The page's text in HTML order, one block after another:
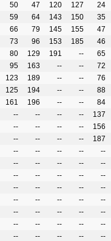
50 47 120 127
24
59 64 143 150
35
66 79 145 155
47
73 96 153 185
46
80 129 191 --
65
95 163 -- --
72
123 189 -- --
76
125 194 -- --
88
161 196 -- --
84
-- -- -- --
137
-- -- -- --
156
-- -- -- --
187
-- -- -- --
--
-- -- -- --
--
-- -- -- --
--
-- -- -- --
--
-- -- -- --
--
-- -- -- --
--
-- -- -- --
--
-- -- -- --
--